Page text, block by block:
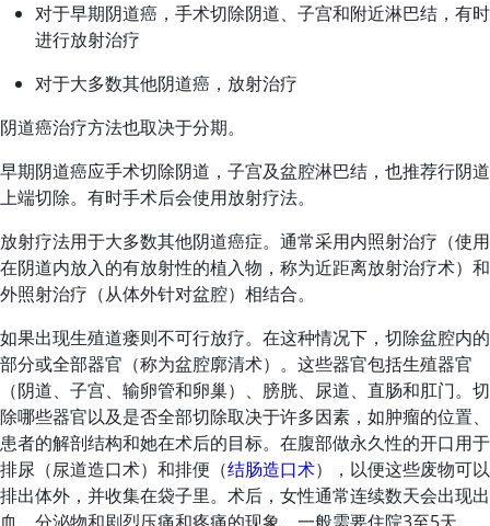
对于早期阴道癌，手术切除阴道、子宫和附近淋巴结，有时
进行放射治疗
对于大多数其他阴道癌，放射治疗
阴道癌治疗方法也取决于分期。
早期阴道癌应手术切除阴道，子宫及盆腔淋巴结，也推荐行阴道
上端切除。有时手术后会使用放射疗法。
放射疗法用于大多数其他阴道癌症。通常采用内照射治疗（使用
在阴道内放入的有放射性的植入物，称为近距离放射治疗术）和
外照射治疗（从体外针对盆腔）相结合。
如果出现生殖道瘘则不可行放疗。在这种情况下，切除盆腔内的
部分或全部器官（称为盆腔廓清术）。这些器官包括生殖器官
（阴道、子宫、输卵管和卵巢）、膀胱、尿道、直肠和肛门。切
除哪些器官以及是否全部切除取决于许多因素，如肿瘤的位置、
患者的解剖结构和她在术后的目标。在腹部做永久性的开口用于
排尿（尿道造口术）和排便（结肠造口术），以便这些废物可以
排出体外，并收集在袋子里。术后，女性通常连续数天会出现出